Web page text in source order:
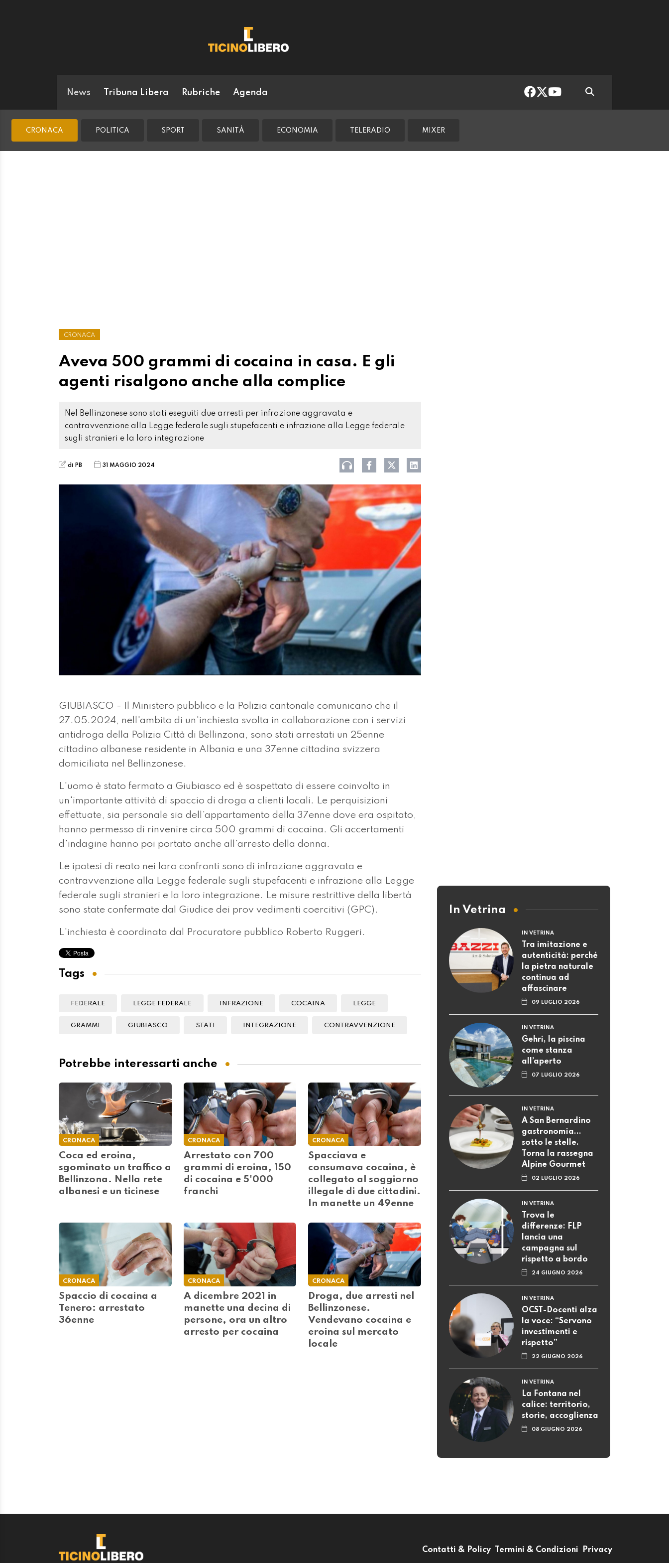
News Tribuna Libera Rubriche Agenda
CRONACA POLITICA SPORT SANITÀ ECONOMIA TELERADIO MIXER
CRONACA
Aveva 500 grammi di cocaina in casa. E gli
agenti risalgono anche alla complice
Nel Bellinzonese sono stati eseguiti due arresti per infrazione aggravata e
contravvenzione alla Legge federale sugli stupefacenti e infrazione alla Legge federale
sugli stranieri e la loro integrazione
di PB 31 MAGGIO 2024
GIUBIASCO - Il Ministero pubblico e la Polizia cantonale comunicano che il
27.05.2024, nell'ambito di un'inchiesta svolta in collaborazione con i servizi
antidroga della Polizia Città di Bellinzona, sono stati arrestati un 25enne
cittadino albanese residente in Albania e una 37enne cittadina svizzera
domiciliata nel Bellinzonese.
L'uomo è stato fermato a Giubiasco ed è sospettato di essere coinvolto in
un'importante attività di spaccio di droga a clienti locali. Le perquisizioni
effettuate, sia personale sia dell'appartamento della 37enne dove era ospitato,
hanno permesso di rinvenire circa 500 grammi di cocaina. Gli accertamenti
d'indagine hanno poi portato anche all'arresto della donna.
Le ipotesi di reato nei loro confronti sono di infrazione aggravata e
contravvenzione alla Legge federale sugli stupefacenti e infrazione alla Legge
federale sugli stranieri e la loro integrazione. Le misure restrittive della libertà
sono state confermate dal Giudice dei prov vedimenti coercitivi (GPC).
L'inchiesta è coordinata dal Procuratore pubblico Roberto Ruggeri.
Tags
FEDERALE LEGGE FEDERALE INFRAZIONE COCAINA LEGGE
GRAMMI GIUBIASCO STATI INTEGRAZIONE CONTRAVVENZIONE
Potrebbe interessarti anche
CRONACA
Coca ed eroina,
sgominato un traffico a
Bellinzona. Nella rete
albanesi e un ticinese
CRONACA
Arrestato con 700
grammi di eroina, 150
di cocaina e 5'000
franchi
CRONACA
Spacciava e
consumava cocaina, è
collegato al soggiorno
illegale di due cittadini.
In manette un 49enne
CRONACA
Spaccio di cocaina a
Tenero: arrestato
36enne
CRONACA
A dicembre 2021 in
manette una decina di
persone, ora un altro
arresto per cocaina
CRONACA
Droga, due arresti nel
Bellinzonese.
Vendevano cocaina e
eroina sul mercato
locale
In Vetrina
IN VETRINA
Tra imitazione e
autenticità: perché
la pietra naturale
continua ad
affascinare
09 LUGLIO 2026
IN VETRINA
Gehri, la piscina
come stanza
all’aperto
07 LUGLIO 2026
IN VETRINA
A San Bernardino
gastronomia...
sotto le stelle.
Torna la rassegna
Alpine Gourmet
02 LUGLIO 2026
IN VETRINA
Trova le
differenze: FLP
lancia una
campagna sul
rispetto a bordo
24 GIUGNO 2026
IN VETRINA
OCST-Docenti alza
la voce: “Servono
investimenti e
rispetto”
22 GIUGNO 2026
IN VETRINA
La Fontana nel
calice: territorio,
storie, accoglienza
08 GIUGNO 2026
Contatti & Policy Termini & Condizioni Privacy